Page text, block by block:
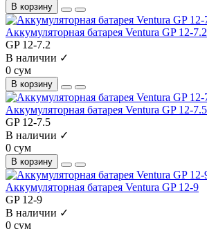
В корзину
Аккумуляторная батарея Ventura GP 12-7.2
GP 12-7.2
В наличии ✓
0 сум
В корзину
Аккумуляторная батарея Ventura GP 12-7.5
GP 12-7.5
В наличии ✓
0 сум
В корзину
Аккумуляторная батарея Ventura GP 12-9
GP 12-9
В наличии ✓
0 сум